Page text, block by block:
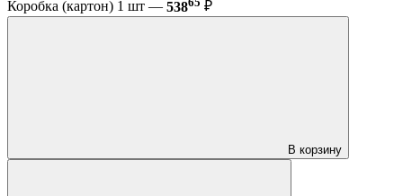
Коробка (картон) 1 шт — 538 ₽
В корзину